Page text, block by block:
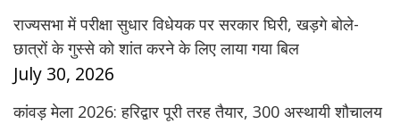
राज्यसभा में परीक्षा सुधार विधेयक पर सरकार घिरी, खड़गे बोले-
छात्रों के गुस्से को शांत करने के लिए लाया गया बिल
July 30, 2026
कांवड़ मेला 2026: हरिद्वार पूरी तरह तैयार, 300 अस्थायी शौचालय